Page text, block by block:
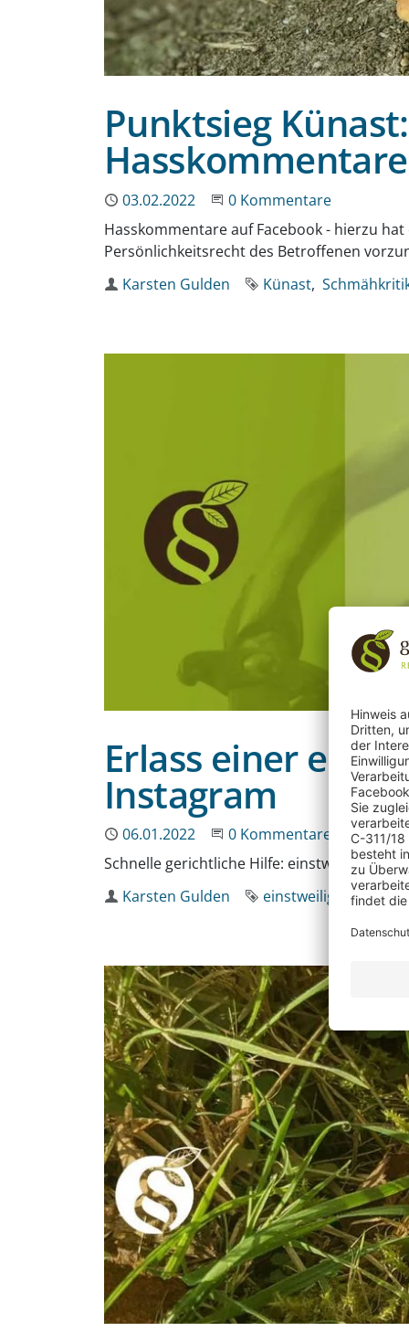
Punktsieg
Hasskommentare
Publiziert
03.02.2022 Beginne eine Unterhaltung
0 Kommentare
Hasskommentare auf Facebook - hierzu
Persönlichkeitsrecht des Betroffenen
Autor
Karsten Gulden Schlagworte
Künast
Erlass einer
Instagram
Publiziert
06.01.2022 Beginne eine
0 Kommentare
Schnelle gerichtliche Hilfe: einstweilige
Autor
Karsten Gulden Schlagworte
einstweilige